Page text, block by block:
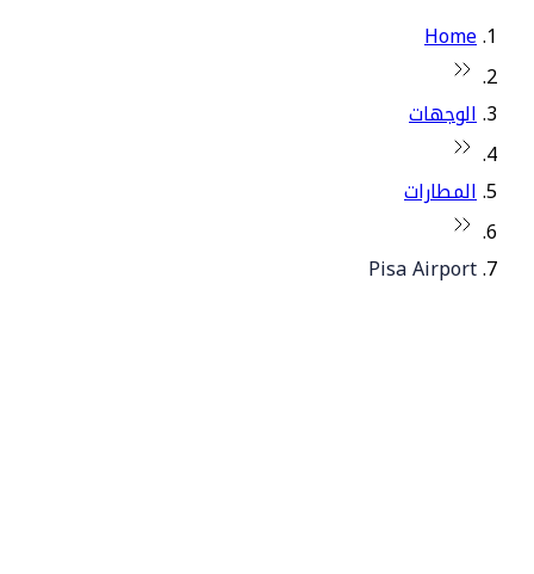
Home
الوجهات
المطارات
Pisa Airport